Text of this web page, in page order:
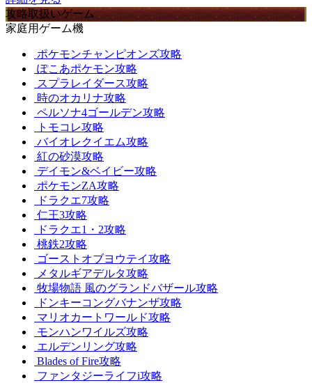
攻略取扱いゲーム
家庭用ゲーム機
ポケモンチャンピオンズ攻略
ぽこあポケモン攻略
スプラレイダース攻略
時のオカリナ攻略
ペルソナ4ゴールデン攻略
トモコレ攻略
バイオレクイエム攻略
紅の砂漠攻略
デイモン&ベイビー攻略
ポケモンZA攻略
ドラクエ7攻略
仁王3攻略
ドラクエ1・2攻略
桃鉄2攻略
ゴーストオブヨウテイ攻略
メタルギアデルタ攻略
牧場物語 風のグランドバザール攻略
ドンキーコングバナンザ攻略
マリオカートワールド攻略
モンハンワイルズ攻略
エルデンリング攻略
Blades of Fire攻略
ファンタジーライフi攻略